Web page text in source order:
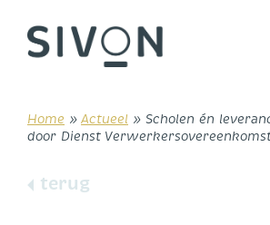
content
Home » Actueel » Scholen én
door Dienst
terug